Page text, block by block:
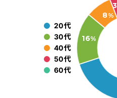
20代
30代
40代
50代
60代
16%
8%
3